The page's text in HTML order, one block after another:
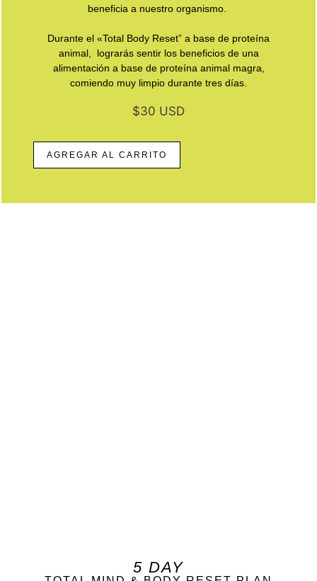
beneficia a nuestro organismo.
Durante el «Total Body Reset” a base de proteína
animal, lograrás sentir los beneficios de una
alimentación a base de proteína animal magra,
comiendo muy limpio durante tres días.
$30 USD
AGREGAR AL CARRITO
5 DAY